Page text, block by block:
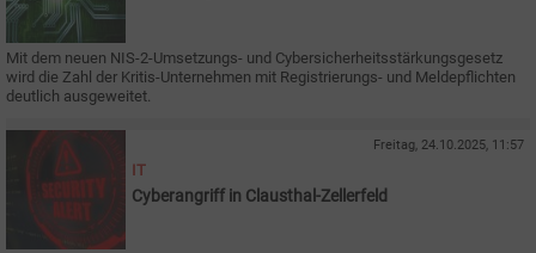
Mit dem neuen NIS-2-Umsetzungs- und Cybersicherheitsstärkungsgesetz
wird die Zahl der Kritis-Unternehmen mit Registrierungs- und Meldepflichten
deutlich ausgeweitet.
Freitag, 24.10.2025, 11:57
IT
Cyberangriff in Clausthal-Zellerfeld